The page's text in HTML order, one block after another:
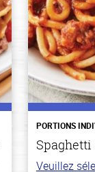
PORTIONS
Spaghetti
Veuillez